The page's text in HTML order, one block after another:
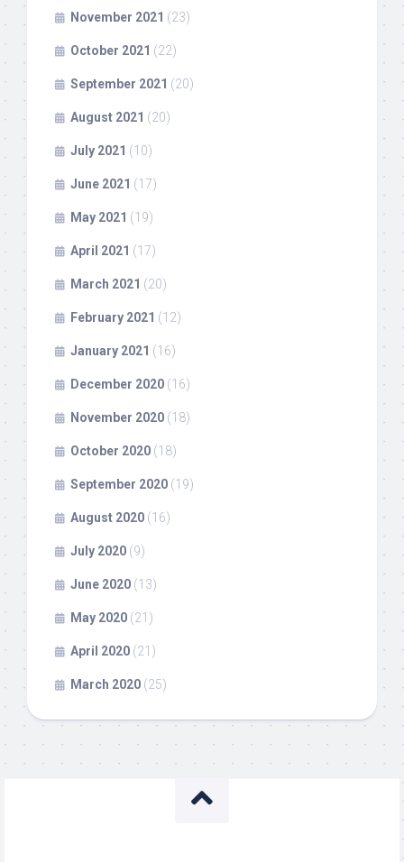
November 2021 (23)
October 2021 (22)
September 2021 (20)
August 2021 (20)
July 2021 (10)
June 2021 (17)
May 2021 (19)
April 2021 (17)
March 2021 (20)
February 2021 (12)
January 2021 (16)
December 2020 (16)
November 2020 (18)
October 2020 (18)
September 2020 (19)
August 2020 (16)
July 2020 (9)
June 2020 (13)
May 2020 (21)
April 2020 (21)
March 2020 (25)